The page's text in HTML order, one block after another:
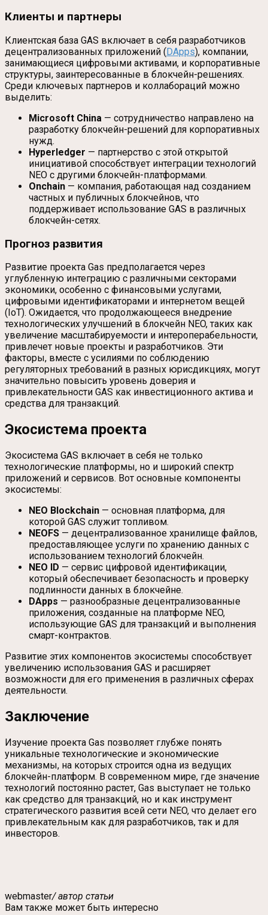
Клиенты и партнеры
Клиентская база GAS включает в себя разработчиков
децентрализованных приложений (DApps), компании,
занимающиеся цифровыми активами, и корпоративные
структуры, заинтересованные в блокчейн-решениях.
Среди ключевых партнеров и коллабораций можно
выделить:
Microsoft China — сотрудничество направлено на
разработку блокчейн-решений для корпоративных
нужд.
Hyperledger — партнерство с этой открытой
инициативой способствует интеграции технологий
NEO с другими блокчейн-платформами.
Onchain — компания, работающая над созданием
частных и публичных блокчейнов, что
поддерживает использование GAS в различных
блокчейн-сетях.
Прогноз развития
Развитие проекта Gas предполагается через
углубленную интеграцию с различными секторами
экономики, особенно с финансовыми услугами,
цифровыми идентификаторами и интернетом вещей
(IoT). Ожидается, что продолжающееся внедрение
технологических улучшений в блокчейн NEO, таких как
увеличение масштабируемости и интероперабельности,
привлечет новые проекты и разработчиков. Эти
факторы, вместе с усилиями по соблюдению
регуляторных требований в разных юрисдикциях, могут
значительно повысить уровень доверия и
привлекательности GAS как инвестиционного актива и
средства для транзакций.
Экосистема проекта
Экосистема GAS включает в себя не только
технологические платформы, но и широкий спектр
приложений и сервисов. Вот основные компоненты
экосистемы:
NEO Blockchain — основная платформа, для
которой GAS служит топливом.
NEOFS — децентрализованное хранилище файлов,
предоставляющее услуги по хранению данных с
использованием технологий блокчейн.
NEO ID — сервис цифровой идентификации,
который обеспечивает безопасность и проверку
подлинности данных в блокчейне.
DApps — разнообразные децентрализованные
приложения, созданные на платформе NEO,
использующие GAS для транзакций и выполнения
смарт-контрактов.
Развитие этих компонентов экосистемы способствует
увеличению использования GAS и расширяет
возможности для его применения в различных сферах
деятельности.
Заключение
Изучение проекта Gas позволяет глубже понять
уникальные технологические и экономические
механизмы, на которых строится одна из ведущих
блокчейн-платформ. В современном мире, где значение
технологий постоянно растет, Gas выступает не только
как средство для транзакций, но и как инструмент
стратегического развития всей сети NEO, что делает его
привлекательным как для разработчиков, так и для
инвесторов.
webmaster/ автор статьи
Вам также может быть интересно